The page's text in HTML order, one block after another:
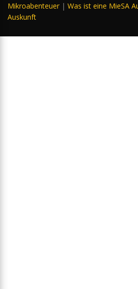
Mikroabenteuer | Was ist eine MieSA
Auskunft